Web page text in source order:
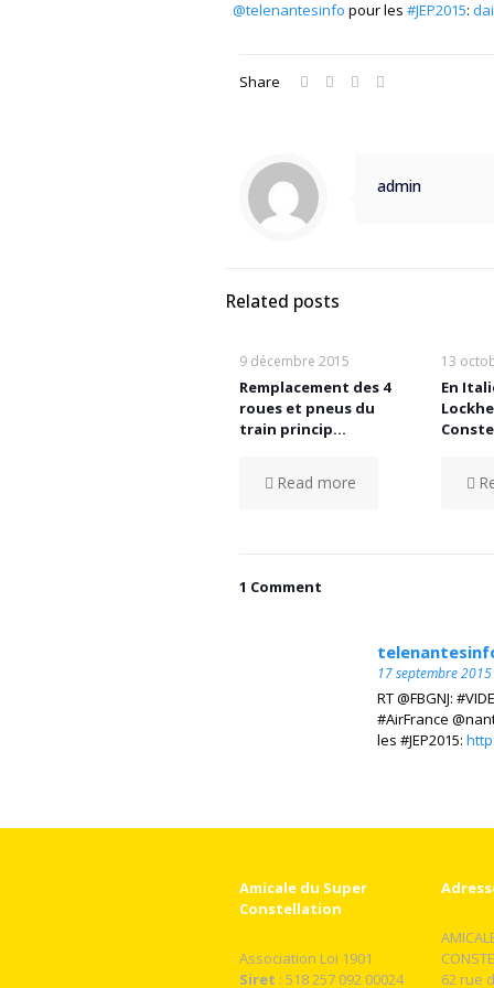
@telenantesinfo pour les #JEP2015:
Share
admin
Related posts
9 décembre 2015
Remplacement des 4
roues et pneus du
train princip…
Read more
13
En
1 Comment
17 septembre
RT @FBGNJ:
#AirFrance
les #JEP2015:
Amicale du Super
Constellation
Association Loi 1901
Siret : 518 257 092 00024
62 rue